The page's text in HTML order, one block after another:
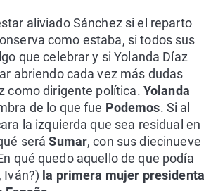
aliviado Sánchez si el reparto
como estaba, si todos sus
que celebrar y si Yolanda Díaz
abriendo cada vez más dudas
como dirigente política. Yolanda
de lo que fue Podemos. Si al
la izquierda que sea residual en
seráSumar, con sus diecinueve
qué quedo aquello de que podía
Iván?) la primera mujer presidenta